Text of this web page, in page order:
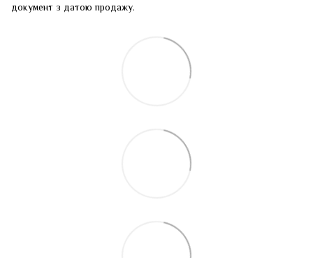
документ з датою продажу.